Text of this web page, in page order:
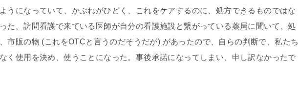
うになっていて、かぶれがひどく、これをケアするのに、処方できるものではな
た。訪問看護で来ている医師が自分の看護施設と繋がっている薬局に聞いて、処
市販の物 (これをOTCと言うのだそうだが) があったので、自らの判断で、私たち
く使用を決め、使うことになった。事後承諾になってしまい、申し訳なかったで